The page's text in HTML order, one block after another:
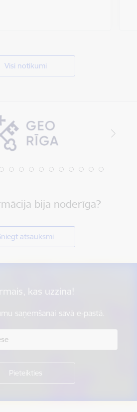
Visi notikumi
bija noderīga?
atsauksmi
kas uzzina!
saņemšanai savā e-pastā.